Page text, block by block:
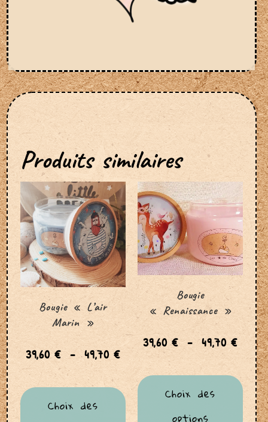
Produits similaires
Bougie « L’air
Marin »
39,60€ – 49,70€
Choix des
Bougie
« Renaissance »
39,60€ – 49,70€
Choix des
options